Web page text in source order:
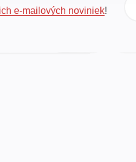
e-mailových noviniek!